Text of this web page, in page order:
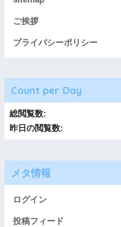
ご挨拶
プライバシーポリシー
Count per Day
総閲覧数:
昨日の閲覧数:
メタ情報
ログイン
投稿フィード